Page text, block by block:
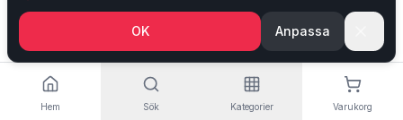
Hem Sök Kategorier Varukorg
OK Anpassa